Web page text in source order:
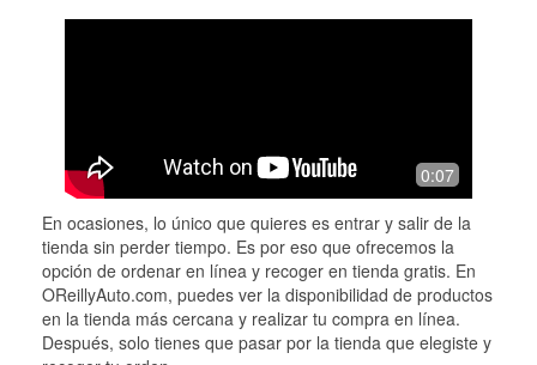
0:07
En ocasiones, lo único que quieres es entrar y salir de la
tienda sin perder tiempo. Es por eso que ofrecemos la
opción de ordenar en línea y recoger en tienda gratis. En
OReillyAuto.com, puedes ver la disponibilidad de productos
en la tienda más cercana y realizar tu compra en línea.
Después, solo tienes que pasar por la tienda que elegiste y